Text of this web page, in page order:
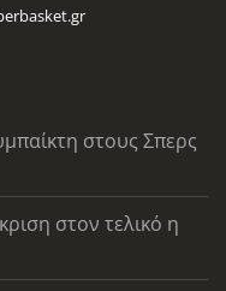
στους Σπερς
στον τελικό η